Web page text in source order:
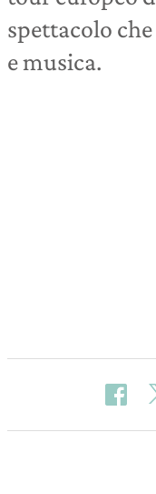
spettacolo
e musica.